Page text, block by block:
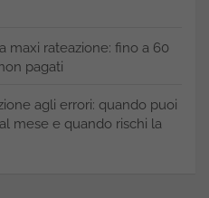
maxi rateazione: fino a 60
pagati
agli errori: quando puoi
mese e quando rischi la